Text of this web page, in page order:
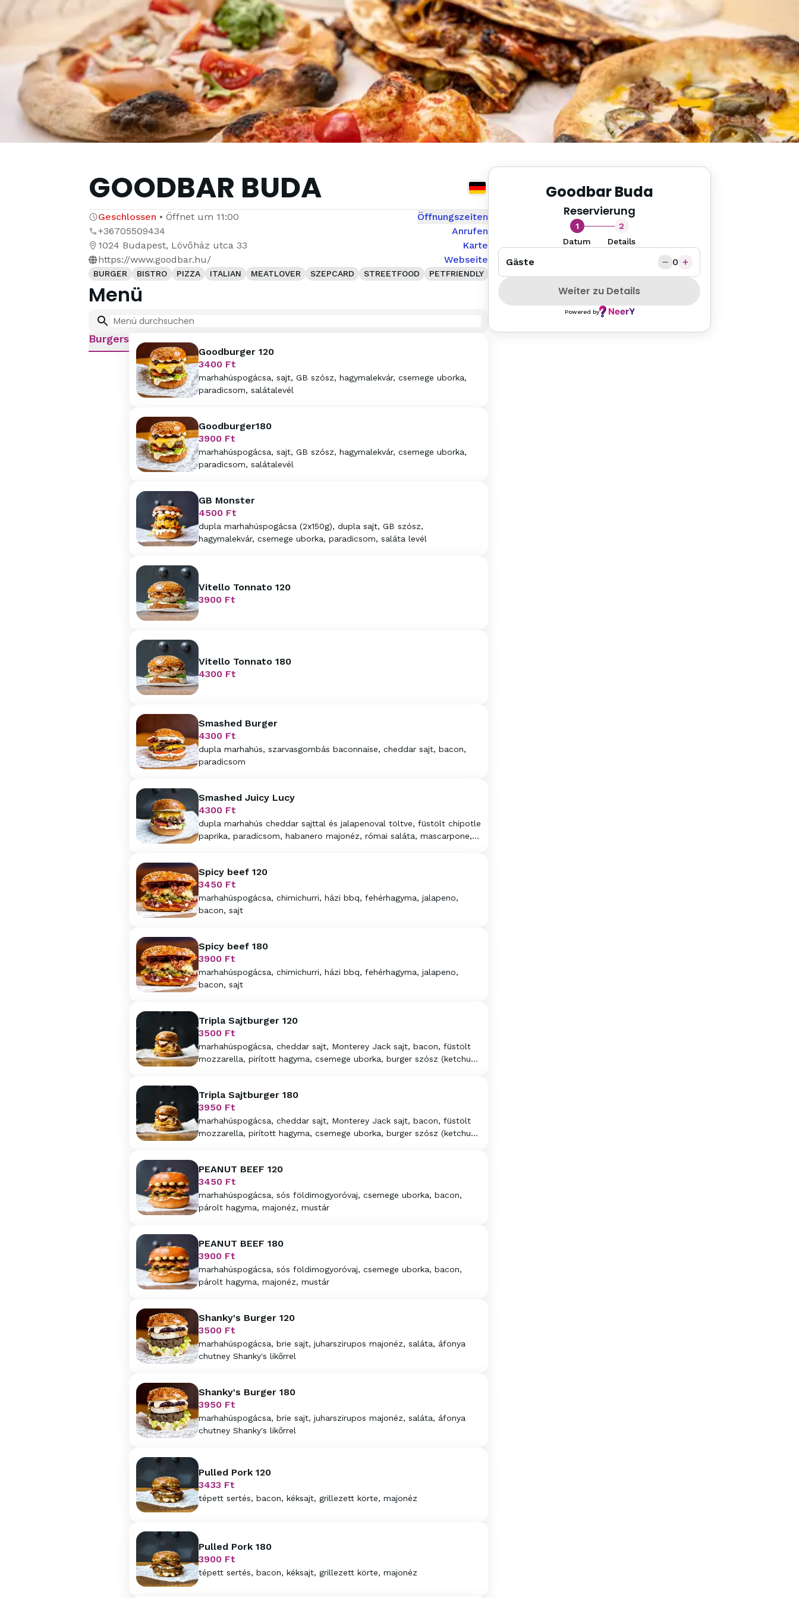
GOODBAR BUDA
Geschlossen • Öffnet um 11:00
Öffnungszeiten
+36705509434
Anrufen
1024 Budapest, Lövőház utca 33
Karte
https://www.goodbar.hu/
Webseite
BURGER BISTRO PIZZA ITALIAN MEATLOVER SZEPCARD STREETFOOD PETFRIENDLY
Menü
Burgers
Goodburger 120
3400Ft
marhahúspogácsa, sajt, GB szósz, hagymalekvár, csemege uborka,
paradicsom, salátalevél
Goodburger180
3900Ft
marhahúspogácsa, sajt, GB szósz, hagymalekvár, csemege uborka,
paradicsom, salátalevél
GB Monster
4500Ft
dupla marhahúspogácsa (2x150g), dupla sajt, GB szósz,
hagymalekvár, csemege uborka, paradicsom, saláta levél
Vitello Tonnato 120
3900Ft
Vitello Tonnato 180
4300Ft
Smashed Burger
4300Ft
dupla marhahús, szarvasgombás baconnaise, cheddar sajt, bacon,
paradicsom
Smashed Juicy Lucy
4300Ft
dupla marhahús cheddar sajttal és jalapenoval töltve, füstölt chipotle
paprika, paradicsom, habanero majonéz, római saláta, mascarpone,
Spicy beef 120
3450Ft
marhahúspogácsa, chimichurri, házi bbq, fehérhagyma, jalapeno,
bacon, sajt
Spicy beef 180
3900Ft
marhahúspogácsa, chimichurri, házi bbq, fehérhagyma, jalapeno,
bacon, sajt
Tripla Sajtburger 120
3500Ft
marhahúspogácsa, cheddar sajt, Monterey Jack sajt, bacon, füstölt
mozzarella, pirított hagyma, csemege uborka, burger szósz (ketchup,
Tripla Sajtburger 180
3950Ft
marhahúspogácsa, cheddar sajt, Monterey Jack sajt, bacon, füstölt
mozzarella, pirított hagyma, csemege uborka, burger szósz (ketchup,
PEANUT BEEF 120
3450Ft
marhahúspogácsa, sós földimogyoróvaj, csemege uborka, bacon,
párolt hagyma, majonéz, mustár
PEANUT BEEF 180
3900Ft
marhahúspogácsa, sós földimogyoróvaj, csemege uborka, bacon,
párolt hagyma, majonéz, mustár
Shanky's Burger 120
3500Ft
marhahúspogácsa, brie sajt, juharszirupos majonéz, saláta, áfonya
chutney Shanky's likőrrel
Shanky's Burger 180
3950Ft
marhahúspogácsa, brie sajt, juharszirupos majonéz, saláta, áfonya
chutney Shanky's likőrrel
Pulled Pork 120
3433Ft
tépett sertés, bacon, kéksajt, grillezett körte, majonéz
Pulled Pork 180
3900Ft
tépett sertés, bacon, kéksajt, grillezett körte, majonéz
Goodbar Buda
Reservierung
1
Datum
2
Details
Gäste 0
Weiter zu Details
Powered by